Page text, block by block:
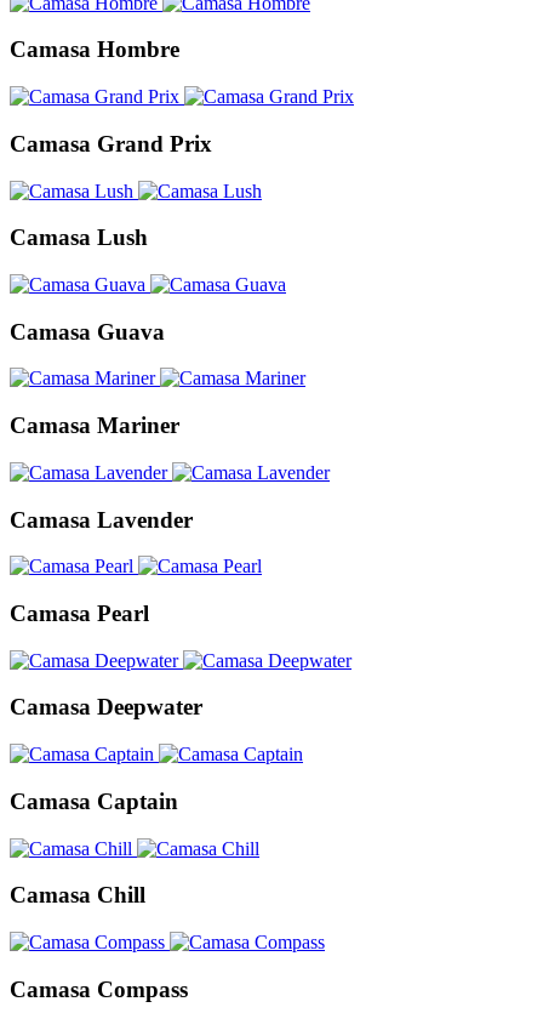
Camasa Hombre
Camasa Grand Prix
Camasa Lush
Camasa Guava
Camasa Mariner
Camasa Lavender
Camasa Pearl
Camasa Deepwater
Camasa Captain
Camasa Chill
Camasa Compass